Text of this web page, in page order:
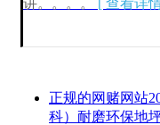
正规的网赌网站
科）耐磨环保地